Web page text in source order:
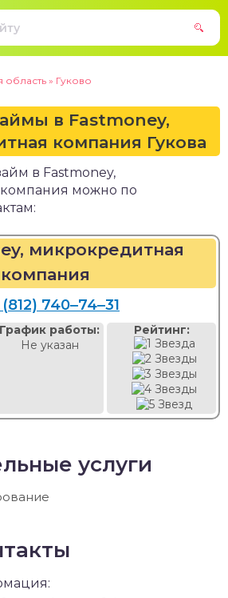
область » Гуково
в Fastmoney,
компания Гукова
в Fastmoney,
можно по
микрокредитная
компания
740‒74‒31
График работы:
Не указан
Рейтинг:
услуги